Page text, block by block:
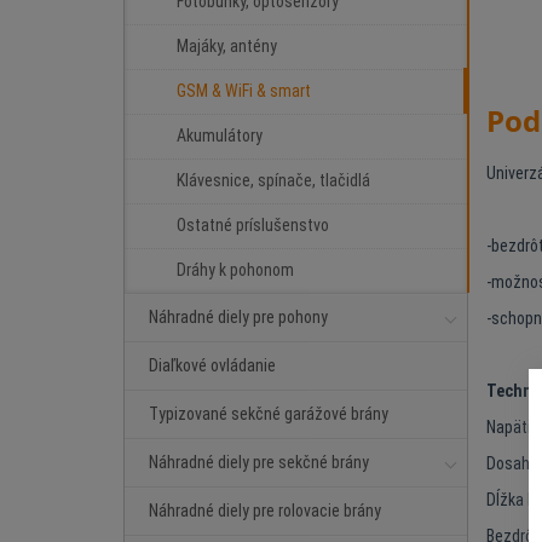
Majáky, antény
GSM & WiFi & smart
Akumulátory
Klávesnice, spínače, tlačidlá
Ostatné príslušenstvo
Dráhy k pohonom
Náhradné diely pre pohony
Diaľkové ovládanie
Typizované sekčné garážové brány
Náhradné diely pre sekčné brány
Náhradné diely pre rolovacie brány
-
-
-
Dosah
Dĺžka